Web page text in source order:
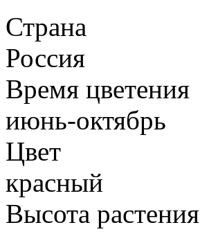
Страна
Россия
Время цветения
июнь-октябрь
Цвет
красный
Высота растения